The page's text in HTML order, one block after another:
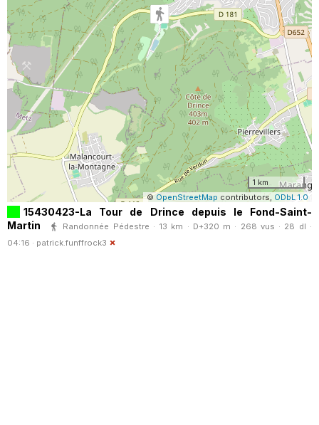
1 km
©OpenStreetMap contributors, ODbL 1.0
15430423-La Tour de Drince depuis le Fond-Saint-
Martin
Randonnée Pédestre · 13 km · D+320 m · 268 vus · 28 dl ·
04:16 · patrick.funffrock3